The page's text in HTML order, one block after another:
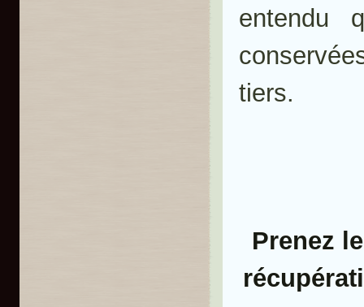
entendu
tiers.
Prenez